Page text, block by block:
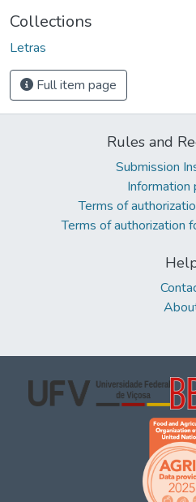
Collections
Letras
Full item page
Rules and
Submission
Information
Terms of
Terms of authorization